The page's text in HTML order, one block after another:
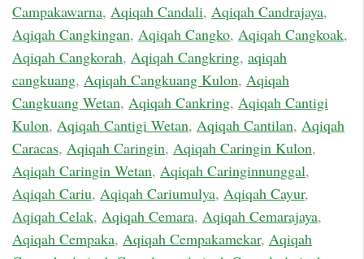
Campakawarna, Aqiqah Candali, Aqiqah Candrajaya,
Aqiqah Cangkingan, Aqiqah Cangko, Aqiqah Cangkoak,
Aqiqah Cangkorah, Aqiqah Cangkring, aqiqah
cangkuang, Aqiqah Cangkuang Kulon, Aqiqah
Cangkuang Wetan, Aqiqah Cankring, Aqiqah Cantigi
Kulon, Aqiqah Cantigi Wetan, Aqiqah Cantilan, Aqiqah
Caracas, Aqiqah Caringin, Aqiqah Caringin Kulon,
Aqiqah Caringin Wetan, Aqiqah Caringinnunggal,
Aqiqah Cariu, Aqiqah Cariumulya, Aqiqah Cayur,
Aqiqah Celak, Aqiqah Cemara, Aqiqah Cemarajaya,
Aqiqah Cempaka, Aqiqah Cempakamekar, Aqiqah